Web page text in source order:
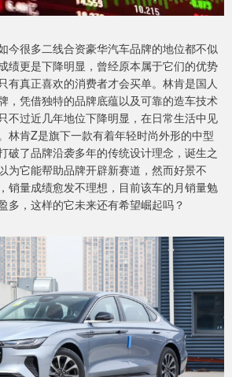
今很多二线合资豪华汽车品牌的地位都不似
绩更是下降明显，曾经原本属于它们的优势
有真正喜欢的消费者才会买单。林肯是国人
，凭借独特的品牌底蕴以及可靠的造车技术
不过近几年地位下降明显，在日常生活中见
林肯Z是旗下一款有着年轻时尚外形的中型
破了品牌沿袭多年的传统设计理念，诞生之
为它能帮助品牌开辟新赛道，然而好景不
销量成绩愈发不理想，目前该车的月销量勉
多，这样的它未来还有希望崛起吗？